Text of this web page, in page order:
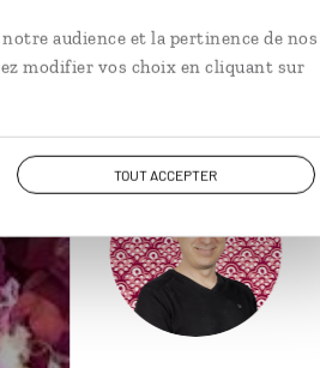
audience et la pertinence de nos
modifier vos choix en cliquant sur
TOUT ACCEPTER